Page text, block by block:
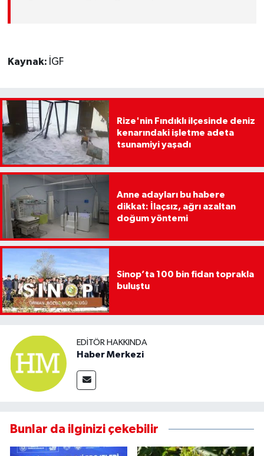
Kaynak: İGF
Rize'nin Fındıklı ilçesinde deniz
kenarındaki işletme adeta
tsunamiyi yaşadı
Anne adayları bu habere
dikkat: İlaçsız, ağrı azaltan
doğum yöntemi
Sinop’ta 100 bin fidan toprakla
buluştu
EDITÖR HAKKINDA
Haber Merkezi
Bunlar da ilginizi çekebilir